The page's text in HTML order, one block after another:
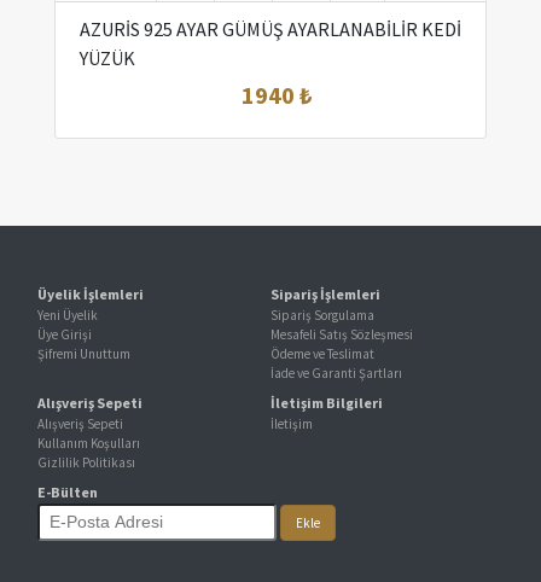
AZURİS 925 AYAR GÜMÜŞ AYARLANABİLİR KEDİ
YÜZÜK
1940 ₺
Üyelik İşlemleri
Yeni Üyelik
Üye Girişi
Şifremi Unuttum
Sipariş İşlemleri
Sipariş Sorgulama
Mesafeli Satış Sözleşmesi
Ödeme ve Teslimat
İade ve Garanti Şartları
Alışveriş Sepeti
Alışveriş Sepeti
Kullanım Koşulları
Gizlilik Politikası
İletişim Bilgileri
İletişim
E-Bülten
Ekle